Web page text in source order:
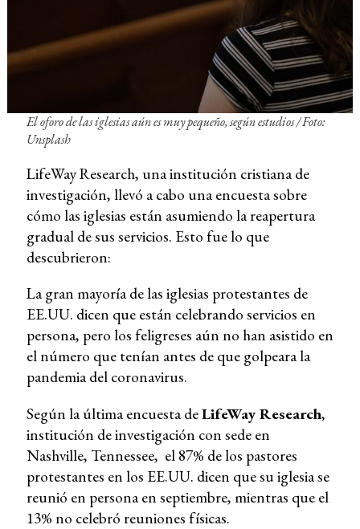
El oforo de las iglesias aún es muy pequeño, según estudios /Foto:
Unsplash
LifeWay Research, una institución cristiana de
investigación, llevó a cabo una encuesta sobre
cómo las iglesias están asumiendo la reapertura
gradual de sus servicios. Esto fue lo que
descubrieron:
La gran mayoría de las iglesias protestantes de
EE.UU. dicen que están celebrando servicios en
persona, pero los feligreses aún no han asistido en
el número que tenían antes de que golpeara la
pandemia del coronavirus.
Según la última encuesta deLifeWay Research,
institución de investigación con sede en
Nashville, Tennessee, el 87% de los pastores
protestantes en los EE.UU. dicen que su iglesia se
reunió en persona en septiembre, mientras que el
13% no celebró reuniones físicas.